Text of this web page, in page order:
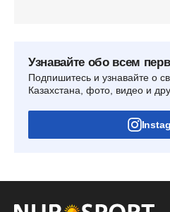
Узнавайте обо всем
Подпишитесь и узнавайте о
Казахстана, фото, видео и